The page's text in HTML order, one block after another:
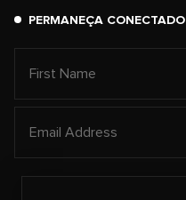
PERMANEÇA CONECTADO